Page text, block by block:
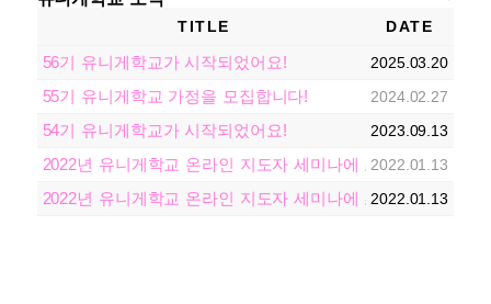
TITLE DATE
56기 유니게학교가 시작되었어요! 2025.03.20
55기 유니게학교 가정을 모집합니다! 2024.02.27
54기 유니게학교가 시작되었어요! 2023.09.13
2022년 유니게학교 온라인 지도자 세미나에 초대합니다!
2022.01.13
2022년 유니게학교 온라인 지도자 세미나에 초대합니다!
2022.01.13